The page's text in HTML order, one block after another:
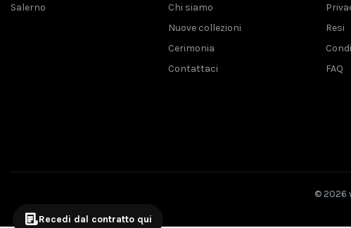
Salerno
Chi siamo
Nuove collezioni
Cerimonia
Contattaci
Resi
FAQ
© 2026
Recedi dal contratto qui